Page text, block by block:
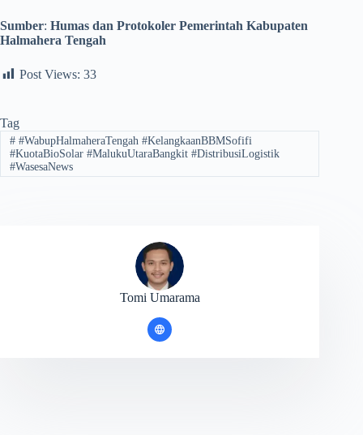
Sumber: Humas dan Protokoler Pemerintah Kabupaten
Halmahera Tengah
Post Views: 33
Tag
##WabupHalmaheraTengah #KelangkaanBBMSofifi
#KuotaBioSolar #MalukuUtaraBangkit #DistribusiLogistik
#WasesaNews
Tomi Umarama